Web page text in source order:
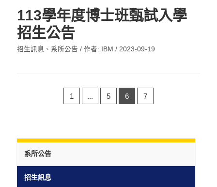
系所公告
招生訊息
113學年度博士班甄試入學
招生公告
招生訊息 、 系所公告 / 作者: IBM / 2023-09-19
1 ... 5 6 7